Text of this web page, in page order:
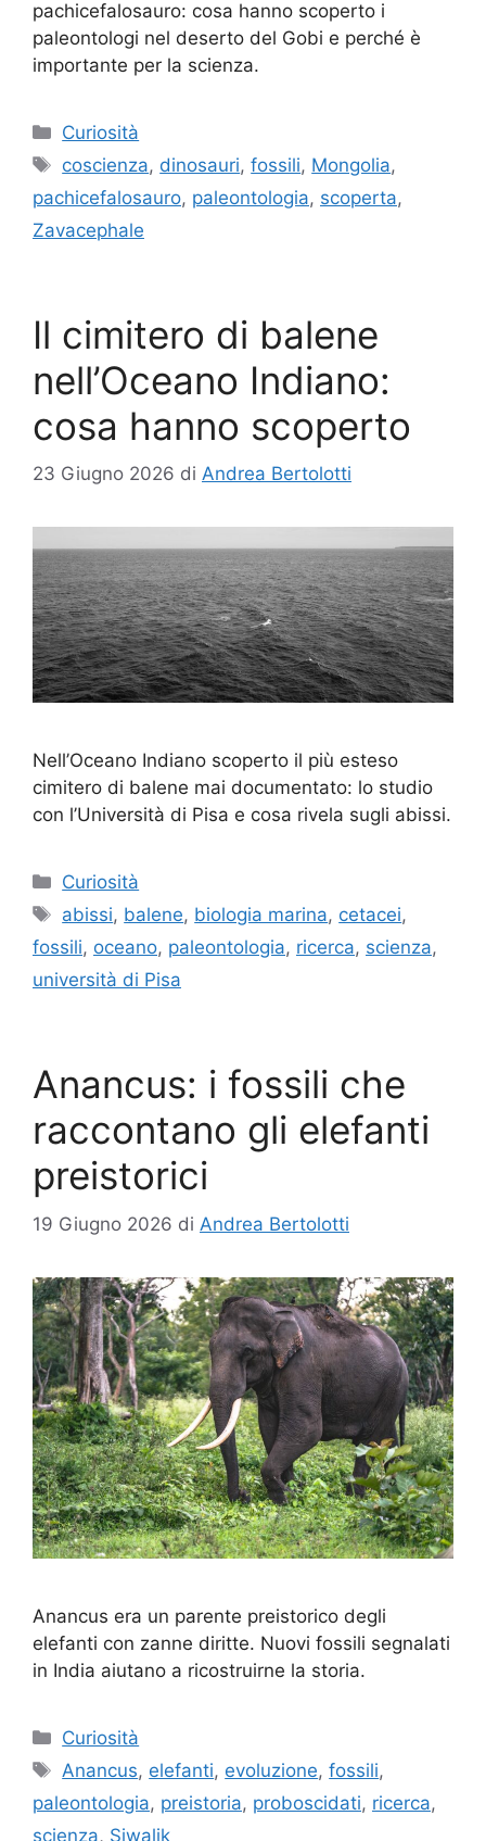
pachicefalosauro: cosa hanno scoperto i
paleontologi nel deserto del Gobi e perché è
importante per la scienza.
Categorie
Curiosità
Tag
coscienza, dinosauri,fossili, Mongolia,
pachicefalosauro, paleontologia, scoperta,
Zavacephale
Il cimitero di balene
nell’Oceano Indiano:
cosa hanno scoperto
23 Giugno 2026 di Andrea Bertolotti
Nell’Oceano Indiano scoperto il più esteso
cimitero di balene mai documentato: lo studio
con l’Università di Pisa e cosa rivela sugli abissi.
Categorie
Curiosità
Tag
abissi, balene, biologia marina, cetacei,
fossili, oceano, paleontologia, ricerca, scienza,
università di Pisa
Anancus: i fossili che
raccontano gli elefanti
preistorici
19 Giugno 2026 di Andrea Bertolotti
Anancus era un parente preistorico degli
elefanti con zanne diritte. Nuovi fossili segnalati
in India aiutano a ricostruirne la storia.
Categorie
Curiosità
Tag
Anancus, elefanti, evoluzione,fossili,
paleontologia, preistoria, proboscidati, ricerca,
scienza, Siwalik